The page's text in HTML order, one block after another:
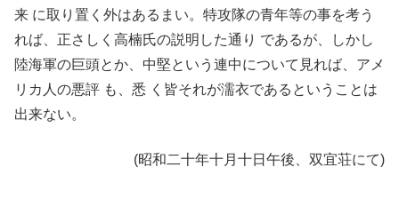
来 に取り置く外はあるまい。特攻隊の青年等の事を考う
れば、正さしく高楠氏の説明した通り であるが、しかし
陸海軍の巨頭とか、中堅という連中について見れば、アメ
リカ人の悪評 も、悉 く皆それが濡衣であるということは
出来ない。
(昭和二十年十月十日午後、双宜荘にて)